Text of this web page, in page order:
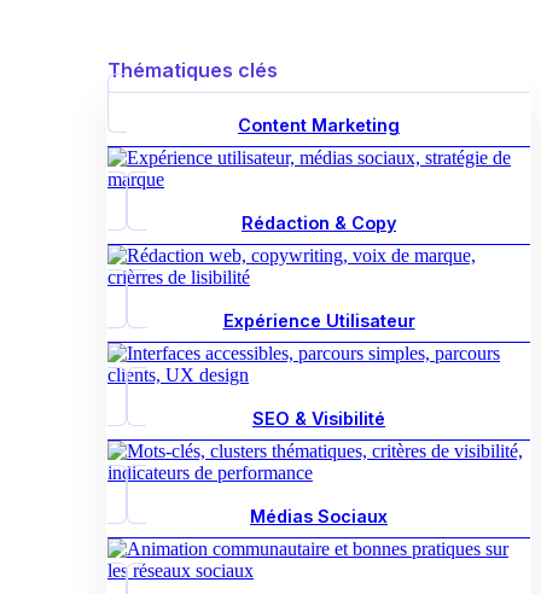
Thématiques clés
Content Marketing
Rédaction & Copy
Expérience Utilisateur
SEO & Visibilité
Médias Sociaux